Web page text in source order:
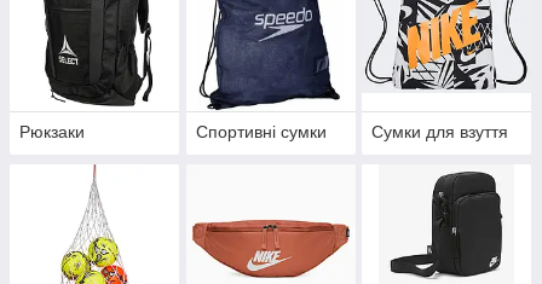
Рюкзаки Спортивні сумки Сумки для взуття